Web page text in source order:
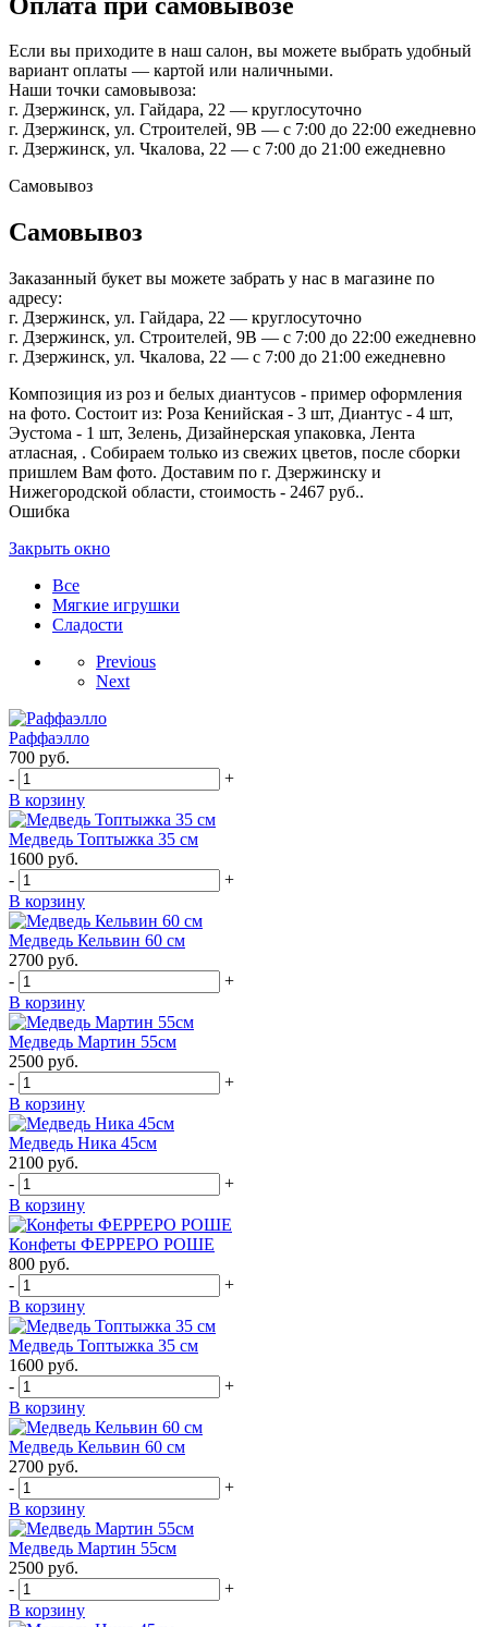
Если вы приходите в наш салон, вы можете выбрать удобный
вариант оплаты — картой или наличными.
Наши точки самовывоза:
г. Дзержинск, ул. Гайдара, 22 — круглосуточно
г. Дзержинск, ул. Строителей, 9В — с 7:00 до 22:00 ежедневно
г. Дзержинск, ул. Чкалова, 22 — с 7:00 до 21:00 ежедневно
Самовывоз
Самовывоз
Заказанный букет вы можете забрать у нас в магазине по
адресу:
г. Дзержинск, ул. Гайдара, 22 — круглосуточно
г. Дзержинск, ул. Строителей, 9В — с 7:00 до 22:00 ежедневно
г. Дзержинск, ул. Чкалова, 22 — с 7:00 до 21:00 ежедневно
Композиция из роз и белых диантусов - пример оформления
на фото. Состоит из: Роза Кенийская - 3 шт, Диантус - 4 шт,
Эустома - 1 шт, Зелень, Дизайнерская упаковка, Лента
атласная, . Собираем только из свежих цветов, после сборки
пришлем Вам фото. Доставим по г. Дзержинску и
Нижегородской области, стоимость - 2467 руб..
Ошибка
Закрыть окно
Все
Мягкие игрушки
Сладости
Previous
Next
Раффаэлло
700 руб.
-
+
В корзину
Медведь Топтыжка 35 см
1600 руб.
-
+
В корзину
Медведь Кельвин 60 см
2700 руб.
-
+
В корзину
Медведь Мартин 55см
2500 руб.
-
+
В корзину
Медведь Ника 45см
2100 руб.
-
+
В корзину
Конфеты ФЕРРЕРО РОШЕ
800 руб.
-
+
В корзину
Медведь Топтыжка 35 см
1600 руб.
-
+
В корзину
Медведь Кельвин 60 см
2700 руб.
-
+
В корзину
Медведь Мартин 55см
2500 руб.
-
+
В корзину